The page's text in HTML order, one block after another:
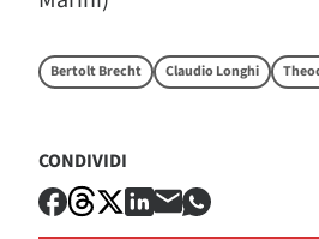
Bertolt Brecht Claudio Longhi
CONDIVIDI